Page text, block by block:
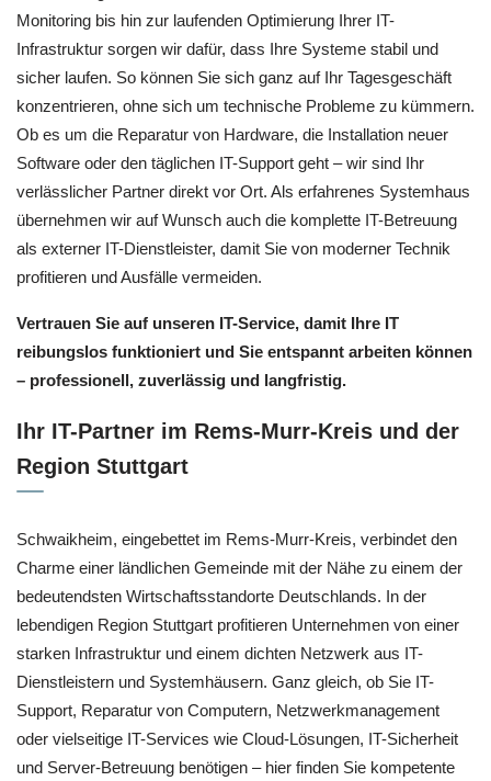
Monitoring bis hin zur laufenden Optimierung Ihrer IT-
Infrastruktur sorgen wir dafür, dass Ihre Systeme stabil und
sicher laufen. So können Sie sich ganz auf Ihr Tagesgeschäft
konzentrieren, ohne sich um technische Probleme zu kümmern.
Ob es um die Reparatur von Hardware, die Installation neuer
Software oder den täglichen IT-Support geht – wir sind Ihr
verlässlicher Partner direkt vor Ort. Als erfahrenes Systemhaus
übernehmen wir auf Wunsch auch die komplette IT-Betreuung
als externer IT-Dienstleister, damit Sie von moderner Technik
profitieren und Ausfälle vermeiden.
Vertrauen Sie auf unseren IT-Service, damit Ihre IT
reibungslos funktioniert und Sie entspannt arbeiten können
– professionell, zuverlässig und langfristig.
Ihr IT-Partner im Rems-Murr-Kreis und der
Region Stuttgart
Schwaikheim, eingebettet im Rems-Murr-Kreis, verbindet den
Charme einer ländlichen Gemeinde mit der Nähe zu einem der
bedeutendsten Wirtschaftsstandorte Deutschlands. In der
lebendigen Region Stuttgart profitieren Unternehmen von einer
starken Infrastruktur und einem dichten Netzwerk aus IT-
Dienstleistern und Systemhäusern. Ganz gleich, ob Sie IT-
Support, Reparatur von Computern, Netzwerkmanagement
oder vielseitige IT-Services wie Cloud-Lösungen, IT-Sicherheit
und Server-Betreuung benötigen – hier finden Sie kompetente